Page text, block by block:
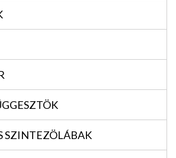
SZINTEZÖLÁBAK